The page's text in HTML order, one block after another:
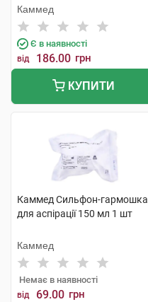
накінечника 8,0 мм/F24 1 шт
Каммед
Є в наявності
від 186.00 грн
КУПИТИ
Каммед Сильфон-гармошка
для аспірації 150 мл 1 шт
Каммед
Немає в наявності
від 69.00 грн